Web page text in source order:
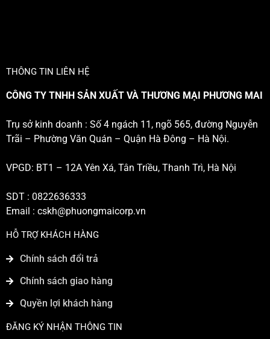
THÔNG TIN LIÊN HỆ
CÔNG TY TNHH SẢN XUẤT VÀ THƯƠNG MẠI PHƯƠNG MAI
Trụ sở kinh doanh : Số 4 ngách 11, ngõ 565, đường Nguyễn
Trãi – Phường Văn Quán – Quận Hà Đông – Hà Nội.
VPGD: BT1 – 12A Yên Xá, Tân Triều, Thanh Trì, Hà Nội
SDT : 0822636333
Email : cskh@phuongmaicorp.vn
HỖ TRỢ KHÁCH HÀNG
Chính sách đổi trả
Chính sách giao hàng
Quyền lợi khách hàng
ĐĂNG KÝ NHẬN THÔNG TIN